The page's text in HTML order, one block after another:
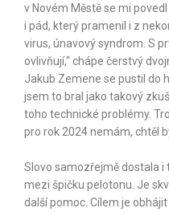
v Novém Městě se mi
i pád, který pramenil i z
virus, únavový syndrom. S
ovlivňují,“ chápe čerstvý
Jakub Zemene se pustil do
jsem to bral jako takový
toho technické problémy.
pro rok 2024 nemám, chtěl
Slovo samozřejmě dostala i
mezi špičku pelotonu. Je
další pomoc. Cílem je